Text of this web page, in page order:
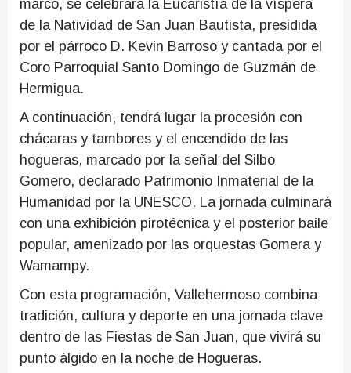
marco, se celebrará la Eucaristía de la víspera
de la Natividad de San Juan Bautista, presidida
por el párroco D. Kevin Barroso y cantada por el
Coro Parroquial Santo Domingo de Guzmán de
Hermigua.
A continuación, tendrá lugar la procesión con
chácaras y tambores y el encendido de las
hogueras, marcado por la señal del Silbo
Gomero, declarado Patrimonio Inmaterial de la
Humanidad por la UNESCO. La jornada culminará
con una exhibición pirotécnica y el posterior baile
popular, amenizado por las orquestas Gomera y
Wamampy.
Con esta programación, Vallehermoso combina
tradición, cultura y deporte en una jornada clave
dentro de las Fiestas de San Juan, que vivirá su
punto álgido en la noche de Hogueras.